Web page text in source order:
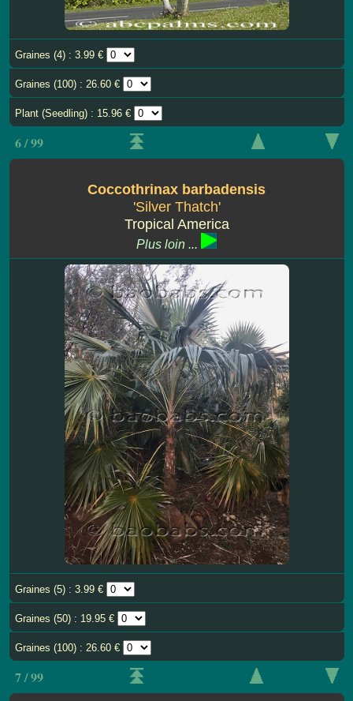
Graines (4) : 3.99 €
Graines (100) : 26.60 €
Plant (Seedling) : 15.96 €
6 / 99
Coccothrinax barbadensis
'Silver Thatch'
Tropical America
Plus loin ...
Graines (5) : 3.99 €
Graines (50) : 19.95 €
Graines (100) : 26.60 €
7 / 99